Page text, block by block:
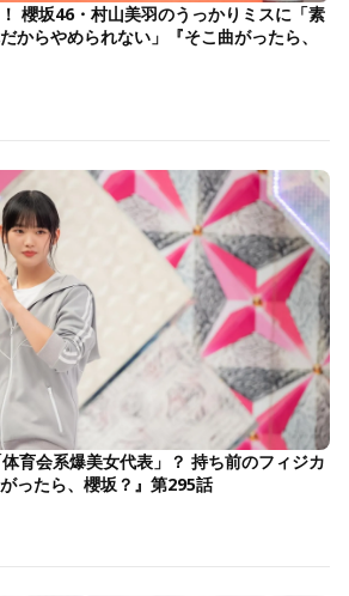
櫻坂46・村山美羽のうっかりミスに「素
からやめられない」『そこ曲がったら、
育会系爆美女代表」？ 持ち前のフィジカ
ったら、櫻坂？』第295話